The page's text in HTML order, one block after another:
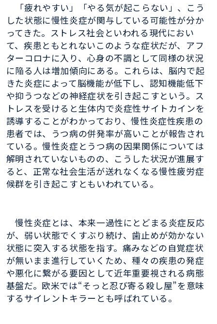
「疲れやすい」「やる気が起こらない」、こう
した状態に慢性炎症が関与している可能性が分か
ってきた。ストレス社会といわれる現代におい
て、疾患ともとれないこのような症状だが、アフ
ターコロナに入り、心身の不調として同様の状況
に陥る人は増加傾向にある。これらは、脳内で起
きた炎症によって脳機能が低下し、認知機能低下
や抑うつなどの神経症状を引き起こすという。ス
トレスを受けると生体内で炎症性サイトカインを
誘導することがわかっており、慢性炎症性疾患の
患者では、うつ病の併発率が高いことが報告され
ている。慢性炎症とうつ病の因果関係については
解明されていないものの、こうした状況が進展す
ると、正常な社会生活が送れなくなる慢性疲労症
候群を引き起こすともいわれている。
慢性炎症とは、本来一過性にとどまる炎症反応
が、弱い状態でくすぶり続け、歯止めが効かない
状態に突入する状態を指す。痛みなどの自覚症状
が無いまま進行していくため、種々の疾患の発症
や悪化に繋がる要因として近年重要視される病態
基盤だ。欧米では“そっと忍び寄る殺し屋”を意味
するサイレントキラーとも呼ばれている。